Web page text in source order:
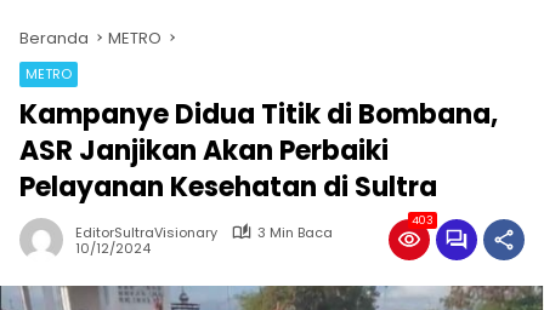
Beranda METRO
METRO
Kampanye Didua Titik di Bombana,
ASR Janjikan Akan Perbaiki
Pelayanan Kesehatan di Sultra
EditorSultraVisionary
3 Min Baca
10/12/2024
403